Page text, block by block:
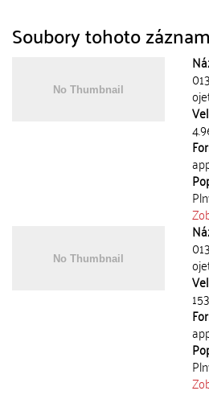
Soubory tohoto